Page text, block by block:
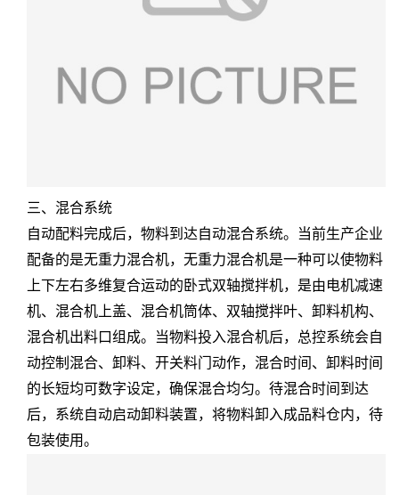
三、混合系统
自动配料完成后，物料到达自动混合系统。当前生产企业
配备的是无重力混合机，无重力混合机是一种可以使物料
上下左右多维复合运动的卧式双轴搅拌机，是由电机减速
机、混合机上盖、混合机筒体、双轴搅拌叶、卸料机构、
混合机出料口组成。当物料投入混合机后，总控系统会自
动控制混合、卸料、开关料门动作，混合时间、卸料时间
的长短均可数字设定，确保混合均匀。待混合时间到达
后，系统自动启动卸料装置，将物料卸入成品料仓内，待
包装使用。